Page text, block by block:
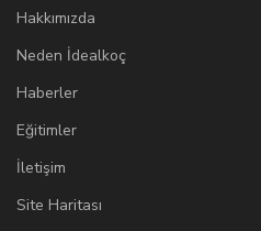
Hakkımızda
Neden İdealkoç
Haberler
Eğitimler
İletişim
Site Haritası